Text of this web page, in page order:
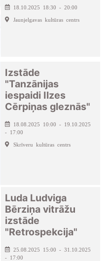
18.10.2025 18:30 - 20:00
Jaunjelgavas kultūras centrs
Izstāde
"Tanzānijas
iespaidi Ilzes
Cērpiņas gleznās"
18.08.2025 10:00 - 19.10.2025
- 17:00
Skrīveru kultūras centrs
Luda Ludviga
Bērziņa vitrāžu
izstāde
"Retrospekcija"
25.08.2025 15:00 - 31.10.2025
- 17:00